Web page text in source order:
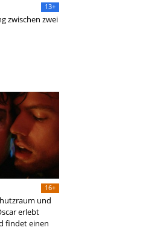
13+
zwischen zwei
16+
und
erlebt
findet einen